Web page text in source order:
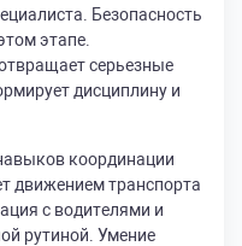
Безопасность
этапе.
серьезные
дисциплину и
координации
движением транспорта
с водителями и
рутиной. Умение